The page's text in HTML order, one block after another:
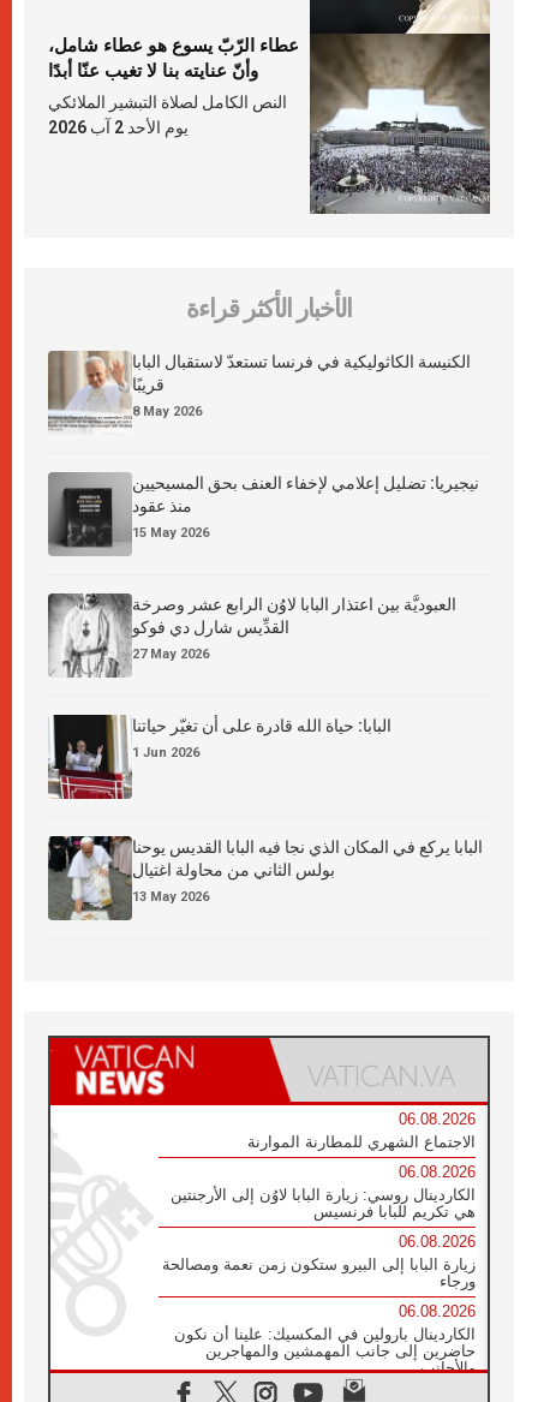
عطاء الرّبّ يسوع هو عطاء شامل،
وأنّ عنايته بنا لا تغيب عنّا أبدًا
النص الكامل لصلاة التبشير الملائكي
يوم الأحد 2 آب 2026
الأخبار الأكثر قراءة
الكنيسة الكاثوليكية في فرنسا تستعدّ لاستقبال البابا
قريبًا
8 May 2026
نيجيريا: تضليل إعلامي لإخفاء العنف بحق المسيحيين
منذ عقود
15 May 2026
العبوديَّة بين اعتذار البابا لاوُن الرابع عشر وصرخة
القدِّيس شارل دي فوكو
27 May 2026
البابا: حياة الله قادرة على أن تغيّر حياتنا
1 Jun 2026
البابا يركع في المكان الذي نجا فيه البابا القديس يوحنا
بولس الثاني من محاولة اغتيال
13 May 2026
06.08.2026
الاجتماع الشهري للمطارنة الموارنة
06.08.2026
الكاردينال روسي: زيارة البابا لاوُن إلى الأرجنتين
هي تكريم للبابا فرنسيس
06.08.2026
زيارة البابا إلى البيرو ستكون زمن نعمة ومصالحة
ورجاء
06.08.2026
الكاردينال بارولين في المكسيك: علينا أن نكون
حاضرين إلى جانب المهمشين والمهاجرين
والأجانب